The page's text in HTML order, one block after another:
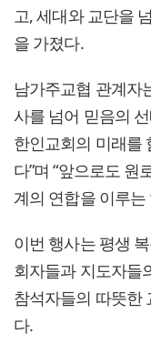
고, 세대와 교단을
을 가졌다.
남가주교협 관계자
사를 넘어 믿음의
한인교회의 미래를
다”며 “앞으로도
계의 연합을 이루는
이번 행사는 평생
회자들과 지도자들
참석자들의 따뜻한
다.